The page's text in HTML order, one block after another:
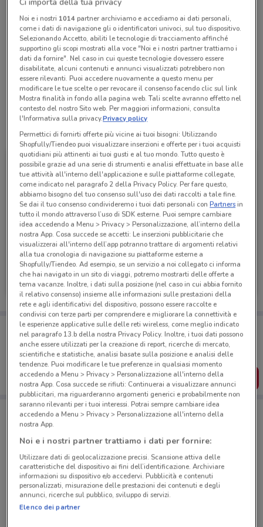
chiamando il negozio.
Lunedì n.d.
Martedì n.d.
Mercoledì n.d.
Giovedì n.d.
Venerdì n.d.
Sabato n.d.
Domenica n.d.
Ufficio Commerciale Morciano Di Romagna - Agenzia
Rimini
Tutte le promozioni di questo negozio
Reale Mutua
2.1 km
Porta DoveConviene sempre con te!
Puoi trovare le migliori offerte dei negozi vicino a te,
salvarle e creare la tua lista del risparmio, comodamente
dal tuo cellulare.
SCARICA L’APP
Negozi Reale Mutua a Morciano Di Romagna
Noi e i nostri 1014partner archiviamo e accediamo ai dati personali,
come i dati di navigazione gli o identificatori univoci, sul tuo dispositivo.
Selezionando Accetto, abiliti le tecnologie di tracciamento affinché
supportino gli scopi mostrati alla voce "Noi e i nostri partner trattiamo i
dati da fornire". Nel caso in cui queste tecnologie dovessero essere
disabilitate, alcuni contenuti e annunci visualizzati potrebbero non
essere rilevanti. Puoi accedere nuovamente a questo menu per
modificare le tue scelte o per revocare il consenso facendo clic sul link
Mostra finalità in fondo alla pagina web. Tali scelte avranno effetto nel
contesto del nostro Sito web. Per maggiori informazioni, consulta
l'Informativa sulla privacy.Privacy policy
Permettici di fornirti offerte più vicine ai tuoi bisogni: Utilizzando
Shopfully/Tiendeo puoi visualizzare inserzioni e offerte per i tuoi acquisti
quotidiani più attinenti ai tuoi gusti e al tuo mondo. Tutto questo è
possibile grazie ad una serie di strumenti e analisi effettuate in base alle
tue attività all'interno dell'applicazione e sulle piattaforme collegate,
come indicato nel paragrafo 2 della Privacy Policy. Per fare questo,
abbiamo bisogno del tuo consenso sull'uso dei dati raccolti a tale fine.
Se dai il tuo consenso condivideremo i tuoi dati personali conPartnersin
tutto il mondo attraverso l’uso di SDK esterne. Puoi sempre cambiare
idea accedendo a Menu > Privacy > Personalizzazione, all’interno della
nostra App. Cosa succede se accetti: Le inserzioni pubblicitarie che
visualizzerai all'interno dell’app potranno trattare di argomenti relativi
alla tua cronologia di navigazione su piattaforme esterne a
Shopfully/Tiendeo. Ad esempio, se un servizio a noi collegato ci informa
che hai navigato in un sito di viaggi, potremo mostrarti delle offerte a
tema vacanze. Inoltre, i dati sulla posizione (nel caso in cui abbia fornito
il relativo consenso) insieme alle informazioni sulle prestazioni della
rete e agli identificativi del dispositivo, possono essere raccolte e
condivisi con terze parti per comprendere e migliorare la connettività e
le esperienze applicative sulle delle reti wireless, come meglio indicato
nel paragrafo 13.b della nostra Privacy Policy. Inoltre, i tuoi dati possono
anche essere utilizzati per la creazione di report, ricerche di mercato,
scientifiche e statistiche, analisi basate sulla posizione e analisi delle
tendenze. Puoi modificare le tue preferenze in qualsiasi momento
accedendo a Menu > Privacy > Personalizzazione all'interno della
nostra App. Cosa succede se rifiuti: Continuerai a visualizzare annunci
pubblicitari, ma riguarderanno argomenti generici e probabilmente non
saranno rilevanti per i tuoi interessi. Potrai sempre cambiare idea
accedendo a Menu > Privacy > Personalizzazione all'interno della
nostra App.
Noi e i nostri partner trattiamo i dati per fornire:
Utilizzare dati di geolocalizzazione precisi. Scansione attiva delle
caratteristiche del dispositivo ai fini dell’identificazione. Archiviare
informazioni su dispositivo e/o accedervi. Pubblicità e contenuti
personalizzati, misurazione delle prestazioni dei contenuti e degli
annunci, ricerche sul pubblico, sviluppo di servizi.
Elenco dei partner